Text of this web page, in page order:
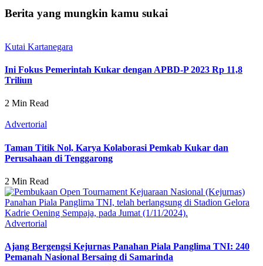
Berita yang mungkin kamu sukai
Kutai Kartanegara
Ini Fokus Pemerintah Kukar dengan APBD-P 2023 Rp 11,8
Triliun
2 Min Read
Advertorial
Taman Titik Nol, Karya Kolaborasi Pemkab Kukar dan
Perusahaan di Tenggarong
2 Min Read
Advertorial
Ajang Bergengsi Kejurnas Panahan Piala Panglima TNI: 240
Pemanah Nasional Bersaing di Samarinda